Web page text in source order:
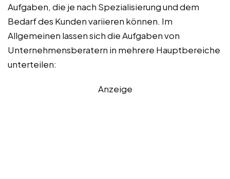
Aufgaben, die je nach Spezialisierung und dem
Bedarf des Kunden variieren können. Im
Allgemeinen lassen sich die Aufgaben von
Unternehmensberatern in mehrere Hauptbereiche
unterteilen:
Anzeige